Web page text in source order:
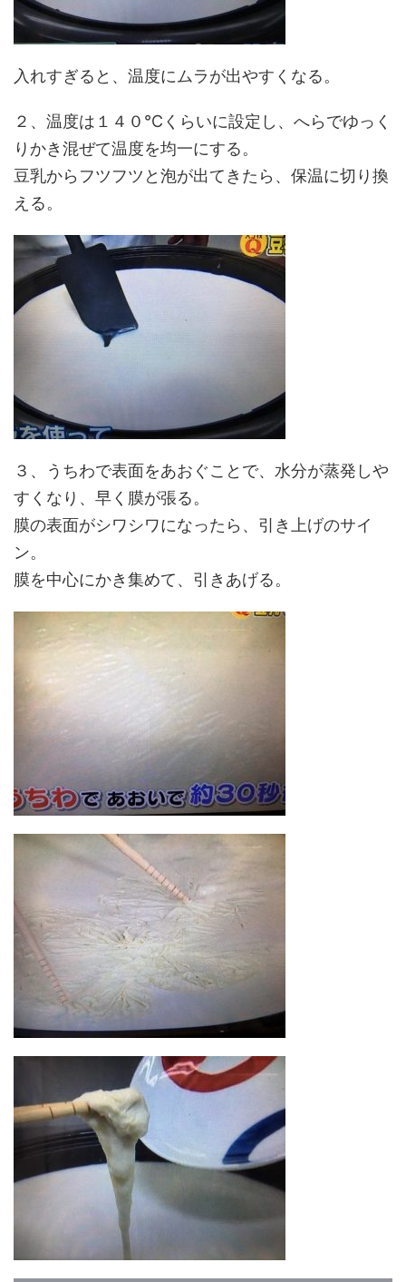
入れすぎると、温度にムラが出やすくなる。
２、温度は１４０℃くらいに設定し、へらでゆっく
りかき混ぜて温度を均一にする。
豆乳からフツフツと泡が出てきたら、保温に切り換
える。
３、うちわで表面をあおぐことで、水分が蒸発しや
すくなり、早く膜が張る。
膜の表面がシワシワになったら、引き上げのサイ
ン。
膜を中心にかき集めて、引きあげる。